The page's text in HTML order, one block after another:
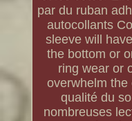
par du ruban
autocollants
sleeve will
the bottom or
ring wear or
overwhelm
qualité du
nombreuses